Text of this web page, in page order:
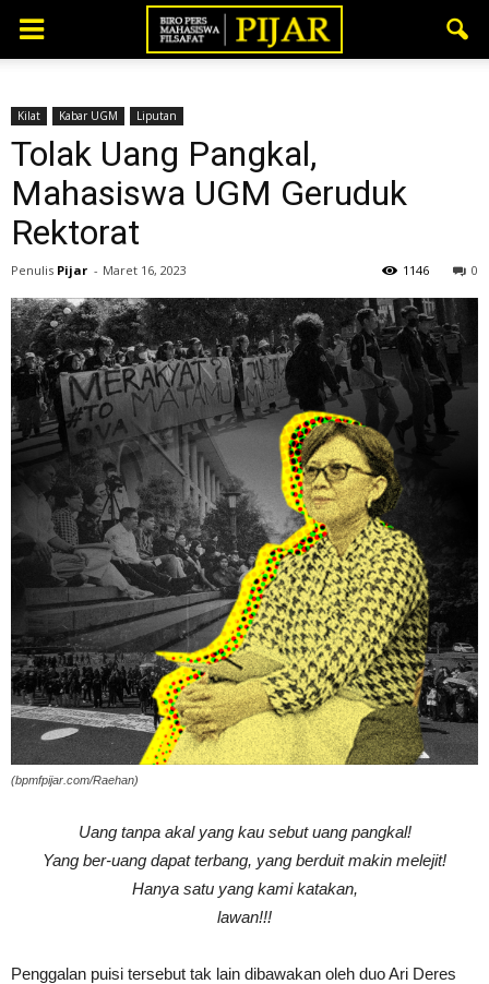
Kilat Kabar UGM Liputan
Tolak Uang Pangkal,
Mahasiswa UGM Geruduk
Rektorat
Penulis Pijar - Maret 16, 2023 0
1146
(bpmfpijar.com/Raehan)
Uang tanpa akal yang kau sebut uang pangkal!
Yang ber-uang dapat terbang, yang berduit makin melejit!
Hanya satu yang kami katakan,
lawan!!!
Penggalan puisi tersebut tak lain dibawakan oleh duo Ari Deres